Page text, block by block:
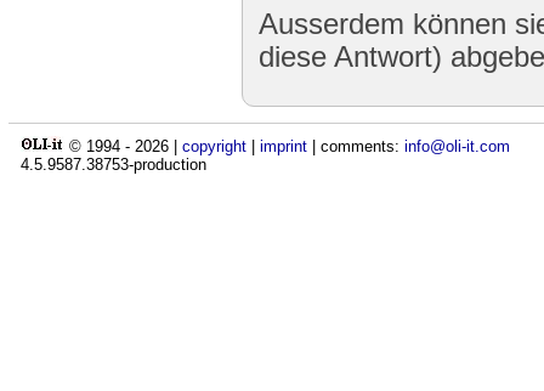
Ausserdem können
diese Antwort)
© 1994 - 2026 | copyright | imprint | comments: info@oli-it.com
4.5.9587.38753-production